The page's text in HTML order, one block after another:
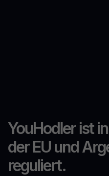
YouHodler ist
der EU und
reguliert.